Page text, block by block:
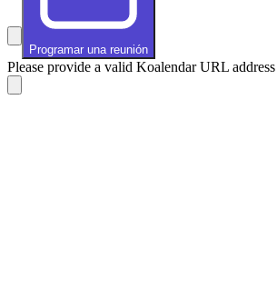
Programar una reunión
Please provide a valid Koalendar URL